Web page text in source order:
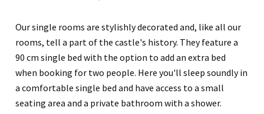
Our single rooms are stylishly decorated and, like all our
rooms, tell a part of the castle's history. They feature a
90 cm single bed with the option to add an extra bed
when booking for two people. Here you'll sleep soundly in
a comfortable single bed and have access to a small
seating area and a private bathroom with a shower.